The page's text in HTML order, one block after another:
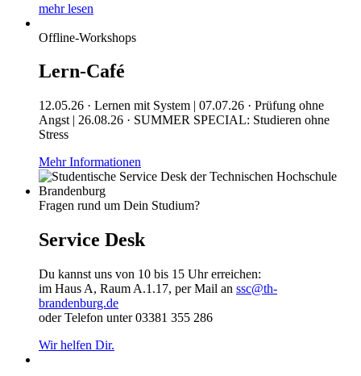
mehr lesen
Offline-Workshops
Lern-Café
12.05.26 · Lernen mit System | 07.07.26 · Prüfung ohne
Angst | 26.08.26 · SUMMER SPECIAL: Studieren ohne
Stress
Mehr Informationen
Fragen rund um Dein Studium?
Service Desk
Du kannst uns von 10 bis 15 Uhr erreichen:
im Haus A, Raum A.1.17, per Mail an ssc@th-
brandenburg.de
oder Telefon unter 03381 355 286
Wir helfen Dir.